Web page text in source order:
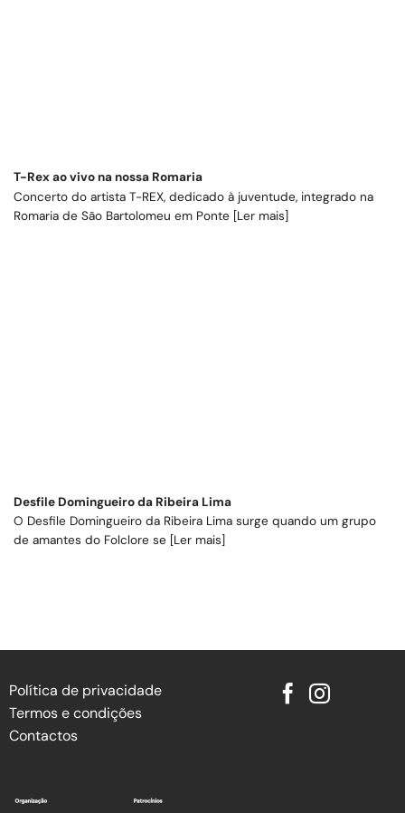
T-Rex ao vivo na nossa Romaria
Concerto do artista T-REX, dedicado à juventude, integrado na
Romaria de São Bartolomeu em Ponte [Ler mais]
Desfile Domingueiro da Ribeira Lima
O Desfile Domingueiro da Ribeira Lima surge quando um grupo
de amantes do Folclore se [Ler mais]
Política de privacidade
Termos e condições
Contactos